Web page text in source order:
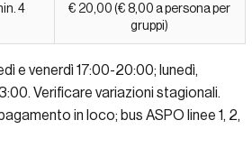
4
€ 20,00 (€ 8,00 a persona per
gruppi)
e venerdì 17:00-20:00; lunedì,
Verificare variazioni stagionali.
in loco; bus ASPO linee 1, 2,